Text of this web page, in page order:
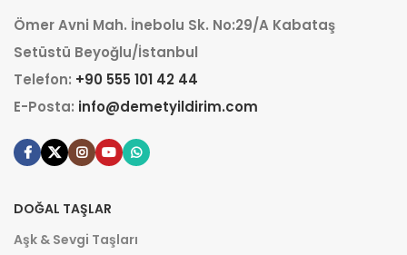
Ömer Avni Mah. İnebolu Sk. No:29/A Kabataş
Setüstü Beyoğlu/İstanbul
Telefon: +90 555 101 42 44
E-Posta: info@demetyildirim.com
DOĞAL TAŞLAR
Aşk & Sevgi Taşları